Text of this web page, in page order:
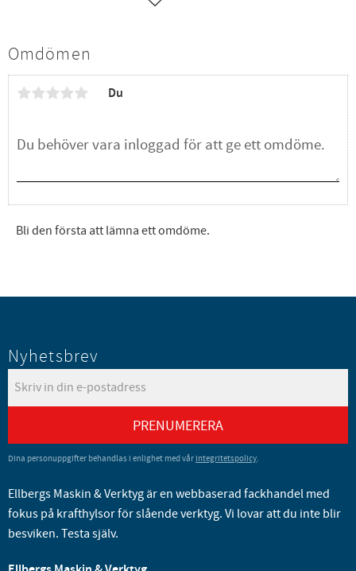
Omdömen
Du
Bli den första att lämna ett omdöme.
Lägg till i favoriter
Nyhetsbrev
PRENUMERERA
Dina personuppgifter behandlas i enlighet med vår integritetspolicy.
Ellbergs Maskin & Verktyg är en webbaserad fackhandel med
fokus på krafthylsor för slående verktyg. Vi lovar att du inte blir
besviken. Testa själv.